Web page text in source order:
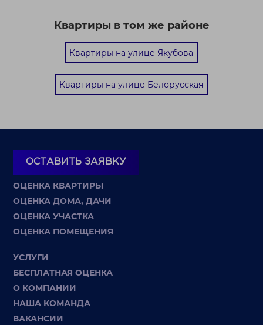
Квартиры в том же районе
Квартиры на улице Якубова
Квартиры на улице Белорусская
ОСТАВИТЬ ЗАЯВКУ
ОЦЕНКА КВАРТИРЫ
ОЦЕНКА ДОМА, ДАЧИ
ОЦЕНКА УЧАСТКА
ОЦЕНКА ПОМЕЩЕНИЯ
УСЛУГИ
БЕСПЛАТНАЯ ОЦЕНКА
О КОМПАНИИ
НАША КОМАНДА
ВАКАНСИИ